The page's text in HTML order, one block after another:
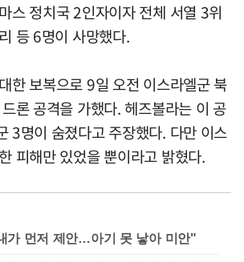
스 정치국 2인자이자 전체 서열 3위
등 6명이 사망했다.
한 보복으로 9일 오전 이스라엘군 북
론 공격을 가했다. 헤즈볼라는 이 공
3명이 숨졌다고 주장했다. 다만 이스
피해만 있었을 뿐이라고 밝혔다.
가 먼저 제안…아기 못 낳아 미안"